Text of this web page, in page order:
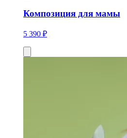
Композиция для мамы
5 390 ₽